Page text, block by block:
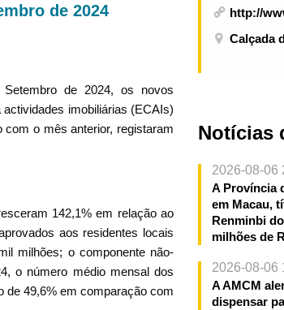
de 2024
de 2024, os novos
imobiliárias (ECAIs)
o mês anterior, registaram
142,1% em relação ao
aos residentes locais
milhões; o componente não-
o número médio mensal dos
de 49,6% em comparação com
http://
Calçada
Notícias
2026-08-06
A Província
em Macau,
Renminbi
milhões de
2026-08-06
A AMCM
dispensar